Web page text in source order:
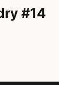
#14